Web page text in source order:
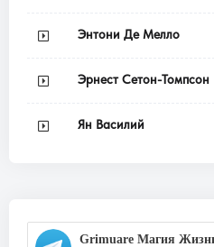
Энтони Де Мелло
Эрнест Сетон-Томпсон
Ян Василий